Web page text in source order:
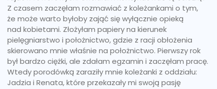
Z czasem zaczęłam rozmawiać z koleżankami o tym,
że może warto byłoby zająć się wyłącznie opieką
nad kobietami. Złożyłam papiery na kierunek
pielęgniarstwo i położnictwo, gdzie z racji obłożenia
skierowano mnie właśnie na położnictwo. Pierwszy rok
był bardzo ciężki, ale zdałam egzamin i zaczęłam pracę.
Wtedy porodówką zaraziły mnie koleżanki z oddziału:
Jadzia i Renata, które przekazały mi swoją pasję